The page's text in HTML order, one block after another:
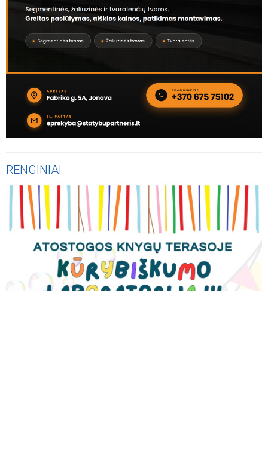
Rytinis siurprizas Jonavoje: Lietavos gatvės kiemą
užtvėrė išvirtęs medis